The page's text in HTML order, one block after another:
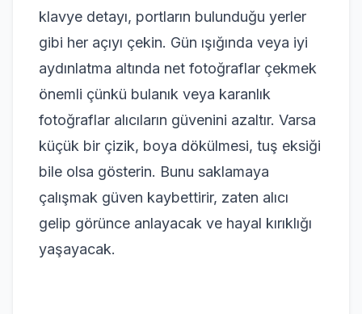
klavye detayı, portların bulunduğu yerler
gibi her açıyı çekin. Gün ışığında veya iyi
aydınlatma altında net fotoğraflar çekmek
önemli çünkü bulanık veya karanlık
fotoğraflar alıcıların güvenini azaltır. Varsa
küçük bir çizik, boya dökülmesi, tuş eksiği
bile olsa gösterin. Bunu saklamaya
çalışmak güven kaybettirir, zaten alıcı
gelip görünce anlayacak ve hayal kırıklığı
yaşayacak.